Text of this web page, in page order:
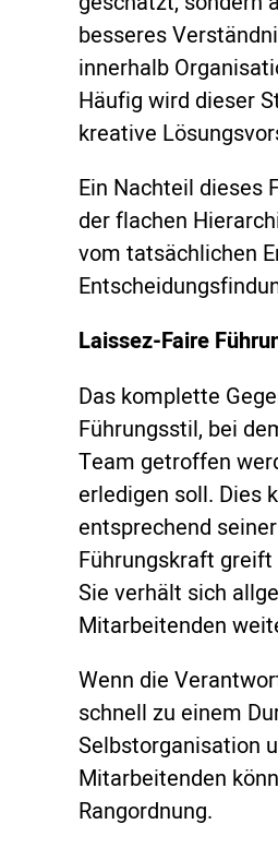
besseres
innerhalb
Häufig wird dieser
kreative
Ein Nachteil dieses
der flachen
vom tatsächlichen
Laissez-Faire
Das komplette
Führungsstil, bei
Team getroffen
erledigen soll. Dies
entsprechend
Führungskraft
Sie verhält sich
Mitarbeitenden
Wenn die
schnell zu einem
Selbstorganisation
Mitarbeitenden
Rangordnung.